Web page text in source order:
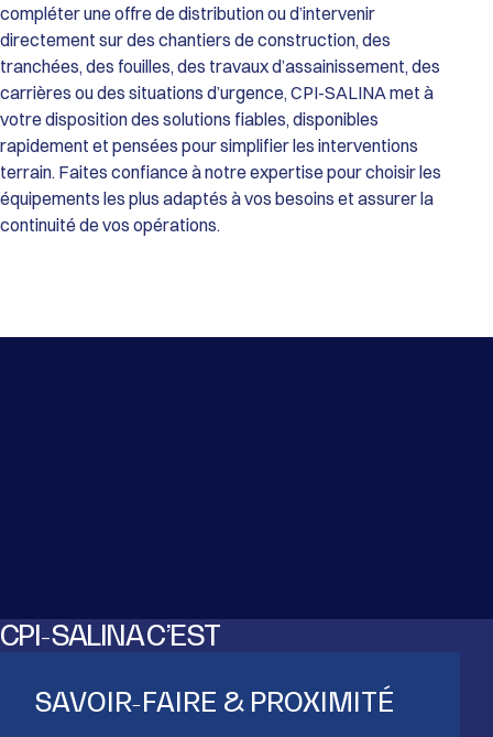
compléter une offre de distribution ou d’intervenir
directement sur des chantiers de construction, des
tranchées, des fouilles, des travaux d’assainissement, des
carrières ou des situations d’urgence, CPI-SALINA met à
votre disposition des solutions fiables, disponibles
rapidement et pensées pour simplifier les interventions
terrain. Faites confiance à notre expertise pour choisir les
équipements les plus adaptés à vos besoins et assurer la
continuité de vos opérations.
CPI-SALINA C’EST
SAVOIR-FAIRE & PROXIMITÉ